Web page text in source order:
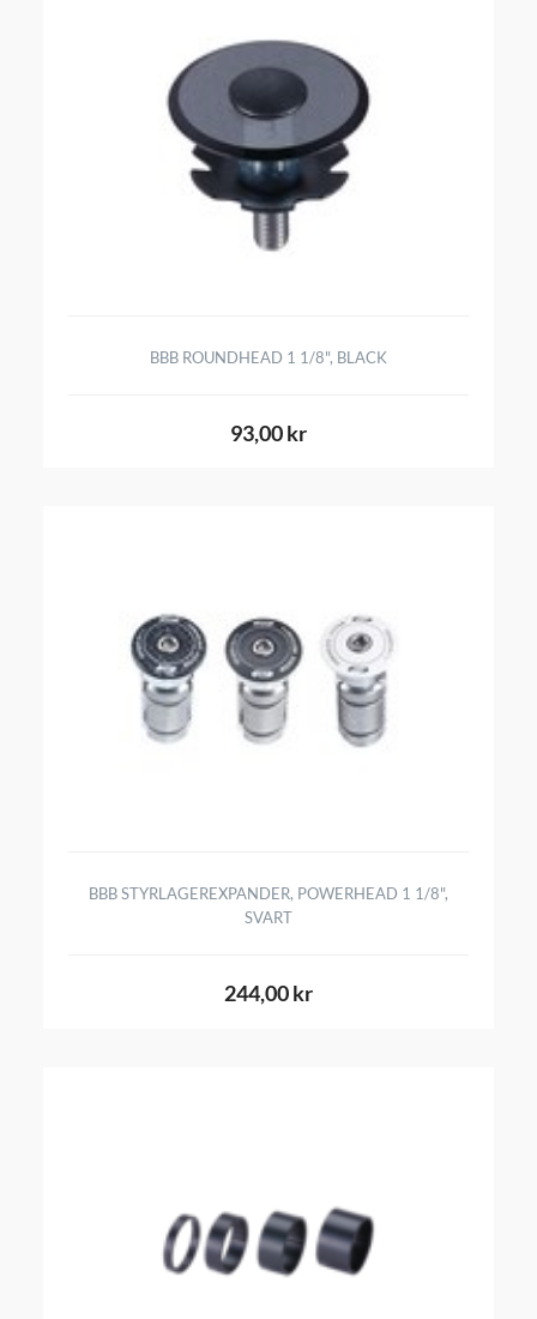
BBB ROUNDHEAD 1 1/8", BLACK
93,00 kr
BBB STYRLAGEREXPANDER, POWERHEAD 1 1/8",
SVART
244,00 kr